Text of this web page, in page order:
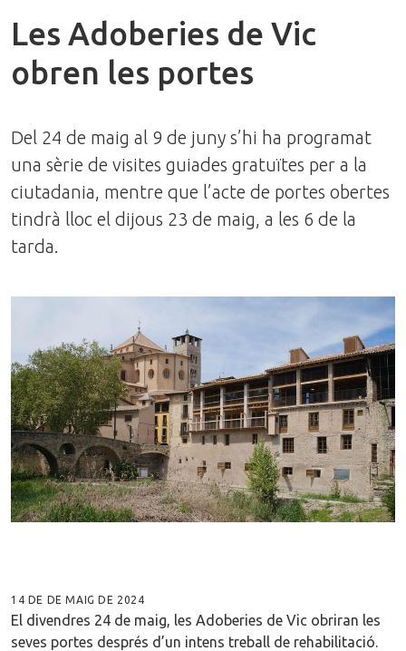
Les Adoberies de Vic
obren les portes
Del 24 de maig al 9 de juny s’hi ha programat
una sèrie de visites guiades gratuïtes per a la
ciutadania, mentre que l’acte de portes obertes
tindrà lloc el dijous 23 de maig, a les 6 de la
tarda.
14 DE DE MAIG DE 2024
El divendres 24 de maig, les Adoberies de Vic obriran les
seves portes després d’un intens treball de rehabilitació.